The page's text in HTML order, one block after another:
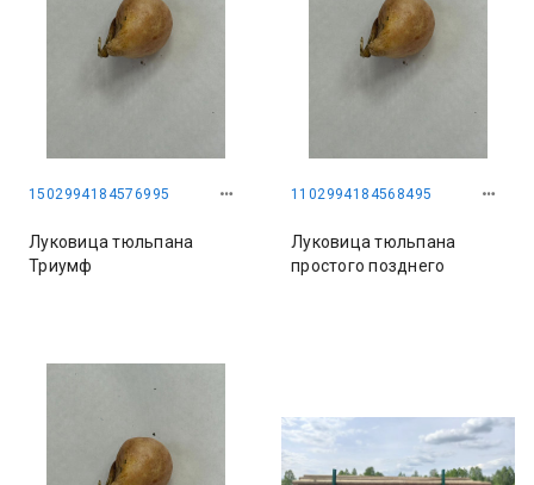
1502994184576995
Луковица тюльпана
Триумф
1102994184568495
Луковица тюльпана
простого позднего